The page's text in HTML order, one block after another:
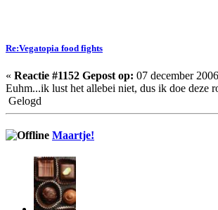
Re:Vegatopia food fights
« Reactie #1152 Gepost op: 07 december
Euhm...ik lust het allebei niet, dus ik doe deze
Gelogd
Maartje!